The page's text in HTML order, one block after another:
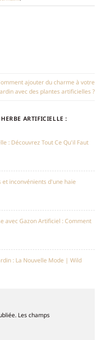
ajouter du charme à votre
avec des plantes artificielles ?
ARTIFICIELLE :
: Découvrez Tout Ce Qu'il Faut
inconvénients d'une haie
avec Gazon Artificiel : Comment
: La Nouvelle Mode | Wild
Les champs